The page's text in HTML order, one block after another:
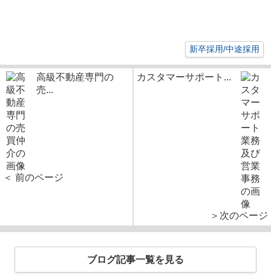
新卒採用/中途採用
高級不動産専門の
売...
＜ 前のページ
カスタマーサポート...
＞次のページ
ブログ記事一覧を見る